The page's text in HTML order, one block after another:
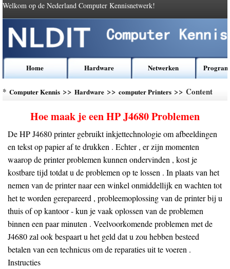
Welkom op de Nederland Computer Kennisnetwerk!
Home Hardware Netwerken
* Computer Kennis >> Hardware >> computer Printers >> Content
Hoe maak je een HP J4680 Problemen
De HP J4680 printer gebruikt inkjettechnologie om afbeeldingen
en tekst op papier af te drukken . Echter , er zijn momenten
waarop de printer problemen kunnen ondervinden , kost je
kostbare tijd totdat u de problemen op te lossen . In plaats van het
nemen van de printer naar een winkel onmiddellijk en wachten tot
het te worden gerepareerd , probleemoplossing van de printer bij u
thuis of op kantoor - kun je vaak oplossen van de problemen
binnen een paar minuten . Veelvoorkomende problemen met de
J4680 zal ook bespaart u het geld dat u zou hebben besteed
betalen van een technicus om de reparaties uit te voeren .
Instructies